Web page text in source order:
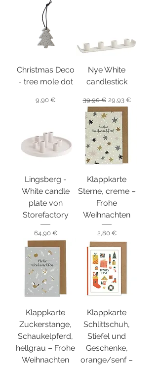
Christmas Deco
- tree mole dot
Preis
9,90 €
Nye White
candlestick
Standardpreis
39,90 € Sale-Preis
29,93 €
Lingsberg -
White candle
plate von
Storefactory
Preis
64,90 €
Klappkarte
Sterne, creme –
Frohe
Weihnachten
Preis
2,80 €
Klappkarte
Zuckerstange,
Schaukelpferd,
hellgrau – Frohe
Weihnachten
Klappkarte
Schlittschuh,
Stiefel und
Geschenke,
orange/senf –